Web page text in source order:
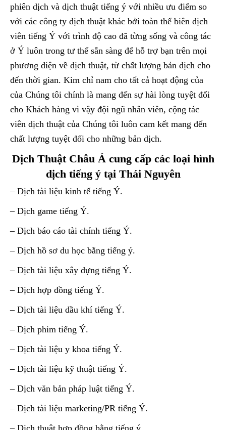
phiên dịch và dịch thuật tiếng ý với nhiều ưu điểm so
với các công ty dịch thuật khác bởi toàn thể biên dịch
viên tiếng Ý với trình độ cao đã từng sống và công tác
ở Ý luôn trong tư thế sẵn sàng để hỗ trợ bạn trên mọi
phương diện về dịch thuật, từ chất lượng bản dịch cho
đến thời gian. Kim chỉ nam cho tất cả hoạt động của
của Chúng tôi chính là mang đến sự hài lòng tuyệt đối
cho Khách hàng vì vậy đội ngũ nhân viên, cộng tác
viên dịch thuật của Chúng tôi luôn cam kết mang đến
chất lượng tuyệt đối cho những bản dịch.
Dịch Thuật Châu Á cung cấp các loại hình
dịch tiếng ý tại Thái Nguyên
– Dịch tài liệu kinh tế tiếng Ý.
– Dịch game tiếng Ý.
– Dịch báo cáo tài chính tiếng Ý.
– Dịch hồ sơ du học bằng tiếng ý.
– Dịch tài liệu xây dựng tiếng Ý.
– Dịch hợp đồng tiếng Ý.
– Dịch tài liệu dầu khí tiếng Ý.
– Dịch phim tiếng Ý.
– Dịch tài liệu y khoa tiếng Ý.
– Dịch tài liệu kỹ thuật tiếng Ý.
– Dịch văn bản pháp luật tiếng Ý.
– Dịch tài liệu marketing/PR tiếng Ý.
– Dịch thuật hợp đồng bằng tiếng ý.